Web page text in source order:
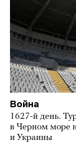
Война
1627-й день.
в Черном море
и Украины